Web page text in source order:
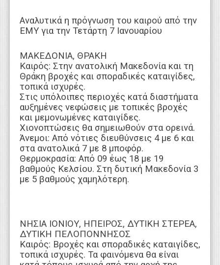
Αναλυτικά η πρόγνωση του καιρού από την
ΕΜΥ για την Τετάρτη 7 Ιανουαρίου
ΜΑΚΕΔΟΝΙΑ, ΘΡΑΚΗ
Καιρός: Στην ανατολική Μακεδονία και τη
Θράκη βροχές και σποραδικές καταιγίδες,
τοπικά ισχυρές.
Στις υπόλοιπες περιοχές κατά διαστήματα
αυξημένες νεφώσεις με τοπικές βροχές
και μεμονωμένες καταιγίδες.
Χιονοπτώσεις θα σημειωθούν στα ορεινά.
Άνεμοι: Από νότιες διευθύνσεις 4 με 6 και
στα ανατολικά 7 με 8 μποφόρ.
Θερμοκρασία: Από 09 έως 18 με 19
βαθμούς Κελσίου. Στη δυτική Μακεδονία 3
με 5 βαθμούς χαμηλότερη.
ΝΗΣΙΑ ΙΟΝΙΟΥ, ΗΠΕΙΡΟΣ, ΔΥΤΙΚΗ ΣΤΕΡΕΑ,
ΔΥΤΙΚΗ ΠΕΛΟΠΟΝΝΗΣΟΣ
Καιρός: Βροχές και σποραδικές καταιγίδες,
τοπικά ισχυρές. Τα φαινόμενα θα είναι